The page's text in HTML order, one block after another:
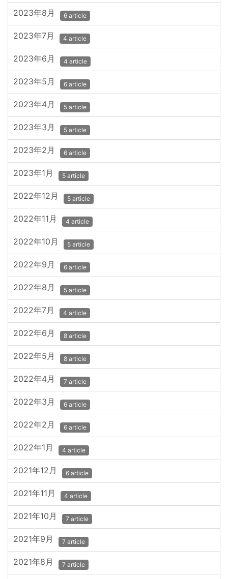
2023年8月 6 article
2023年7月 4 article
2023年6月 4 article
2023年5月 6 article
2023年4月 5 article
2023年3月 5 article
2023年2月 6 article
2023年1月 5 article
2022年12月 5 article
2022年11月 4 article
2022年10月 5 article
2022年9月 6 article
2022年8月 5 article
2022年7月 4 article
2022年6月 8 article
2022年5月 8 article
2022年4月 7 article
2022年3月 6 article
2022年2月 6 article
2022年1月 4 article
2021年12月 6 article
2021年11月 4 article
2021年10月 7 article
2021年9月 7 article
2021年8月 7 article